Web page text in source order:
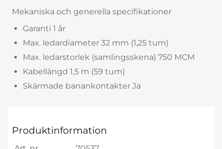
Mekaniska och generella specifikationer
Garanti 1 år
Max. ledardiameter 32 mm (1,25 tum)
Max. ledarstorlek (samlingsskena) 750 MCM
Kabellängd 1,5 m (59 tum)
Skärmade banankontakter Ja
Produktinformation